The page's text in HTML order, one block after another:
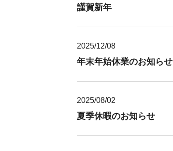
謹賀新年
2025/12/08
年末年始休業のお知らせ
2025/08/02
夏季休暇のお知らせ